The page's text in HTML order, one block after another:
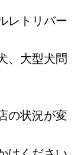
レトリバー
、大型犬問
の状況が変